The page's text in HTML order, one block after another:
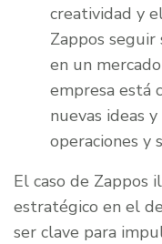
creatividad y
Zappos
en un
empresa está
nuevas ideas
operaciones y
El caso de Zappos
estratégico en el
ser clave para